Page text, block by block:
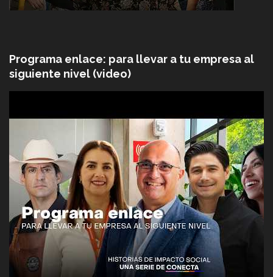
Programa enlace: para llevar a tu empresa al
siguiente nivel (video)